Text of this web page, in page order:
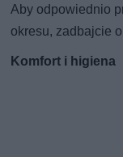
Aby odpowiednio
okresu, zadbajcie
Komfort i higiena